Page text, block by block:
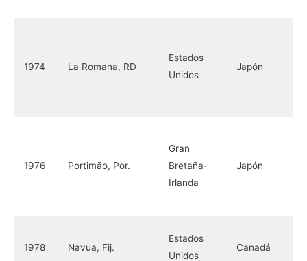
1974 La Romana, RD
Estados
Unidos
Japón
1976 Portimão, Por.
Gran
Bretaña-
Irlanda
Japón
1978 Navua, Fij.
Estados
Unidos
Canadá